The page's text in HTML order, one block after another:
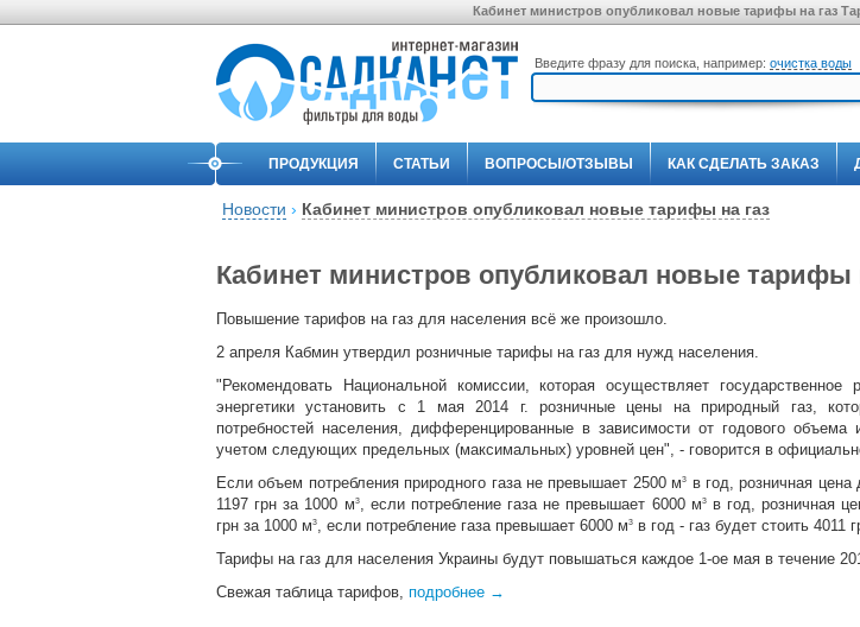
Кабинет министров опубликовал новые тарифы на газ
Введите фразу для поиска, например: очистка воды
ПРОДУКЦИЯ СТАТЬИ ВОПРОСЫ/ОТЗЫВЫ КАК СДЕЛАТЬ ЗАКАЗ
Новости › Кабинет министров опубликовал новые тарифы на газ
Кабинет министров опубликовал новые тарифы
Повышение тарифов на газ для населения всё же произошло.
2 апреля Кабмин утвердил розничные тарифы на газ для нужд населения.
"Рекомендовать Национальной комиссии, которая осуществляет государственное
энергетики установить с 1 мая 2014 г. розничные цены на природный газ,
потребностей населения, дифференцированные в зависимости от годового объема
учетом следующих предельных (максимальных) уровней цен", - говорится в
Если объем потребления природного газа не превышает 2500 м3
в год, розничная
1197 грн за 1000 м3, если потребление газа не превышает 6000 м3в год, розничная
грн за 1000 м3, если потребление газа превышает 6000 м3 в год - газ будет стоить 4011
Тарифы на газ для населения Украины будут повышаться каждое 1-ое мая в течение
Свежая таблица тарифов, подробнее →